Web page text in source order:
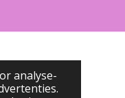
analyse-